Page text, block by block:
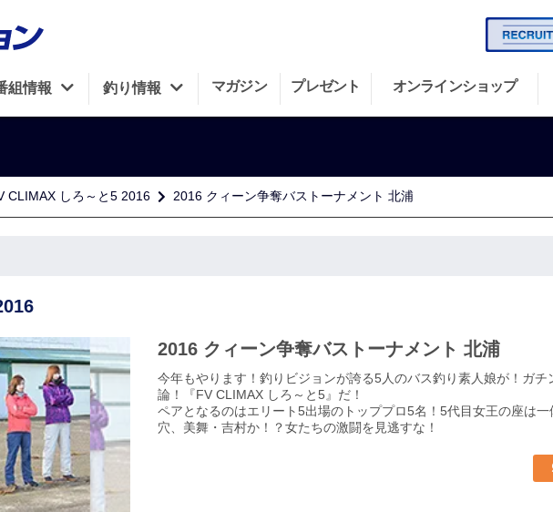
組情報 釣り情報 マガジン プレゼント オンラインショップ
CLIMAX しろ～と5 2016 2016 クィーン争奪バストーナメント 北浦
2016 クィーン争奪バストーナメント 北浦
今年もやります！釣りビジョンが誇る5人のバス釣り素人娘が！ガ
論！『FV CLIMAX しろ～と5』だ！
ペアとなるのはエリート5出場のトッププロ5名！5代目女王の座は
穴、美舞・吉村か！？女たちの激闘を見逃すな！